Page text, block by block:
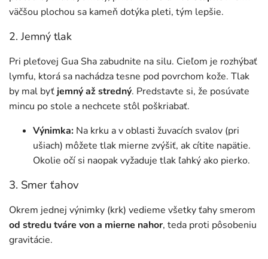
väčšou plochou sa kameň dotýka pleti, tým lepšie.
2. Jemný tlak
Pri pleťovej Gua Sha zabudnite na silu. Cieľom je rozhýbať
lymfu, ktorá sa nachádza tesne pod povrchom kože. Tlak
by mal byť jemný až stredný. Predstavte si, že posúvate
mincu po stole a nechcete stôl poškriabať.
Výnimka: Na krku a v oblasti žuvacích svalov (pri
ušiach) môžete tlak mierne zvýšiť, ak cítite napätie.
Okolie očí si naopak vyžaduje tlak ľahký ako pierko.
3. Smer ťahov
Okrem jednej výnimky (krk) vedieme všetky ťahy smerom
od stredu tváre von a mierne nahor, teda proti pôsobeniu
gravitácie.